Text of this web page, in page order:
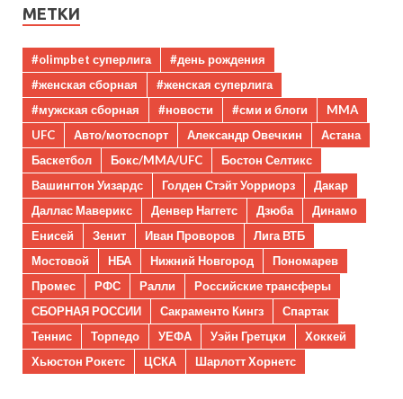
МЕТКИ
#olimpbet суперлига
#день рождения
#женская сборная
#женская суперлига
#мужская сборная
#новости #сми и блоги
MMA
UFC
Авто/мотоспорт Александр Овечкин
Астана
Баскетбол
Бокс/MMA/UFC
Бостон Селтикс
Вашингтон Уизардс
Голден Стэйт Уорриорз
Дакар
Даллас Маверикс
Денвер Наггетс Дзюба
Динамо
Енисей
Зенит Иван Проворов
Лига ВТБ
Мостовой
НБА Нижний Новгород
Пономарев
Промес
РФС Ралли
Российские трансферы
СБОРНАЯ РОССИИ
Сакраменто Кингз
Спартак
Теннис
Торпедо УЕФА Уэйн Гретцки
Хоккей
Хьюстон Рокетс
ЦСКА Шарлотт Хорнетс